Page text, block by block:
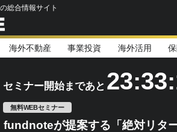
総合情報サイト
海外不動産 事業投資 海外活用
セミナー開始まであと
無料WEBセミナー
fundnoteが提案する「絶対リタ